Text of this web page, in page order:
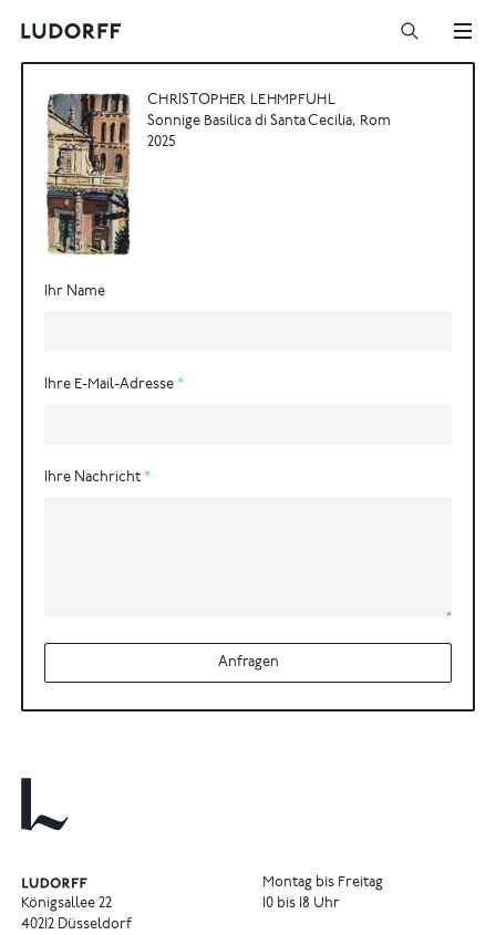
CHRISTOPHER LEHMPFUHL
Sonnige Basilica di Santa Cecilia, Rom
2025
Ihr Name
Ihre E-Mail-Adresse
Ihre Nachricht
Anfragen
Königsallee 22
40212 Düsseldorf
Montag bis Freitag
10 bis 18 Uhr